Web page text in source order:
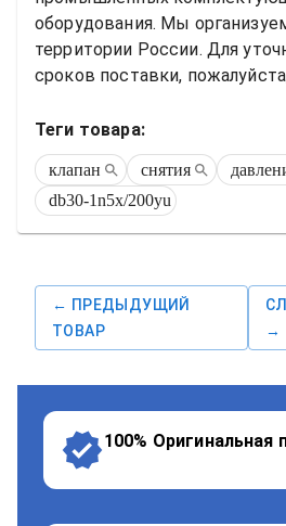
оборудования. Мы
территории России. Для
сроков поставки,
Теги товара:
клапан снятия
db30-1n5x/200yu
← ПРЕДЫДУЩИЙ
ТОВАР
→
100% Оригинальная